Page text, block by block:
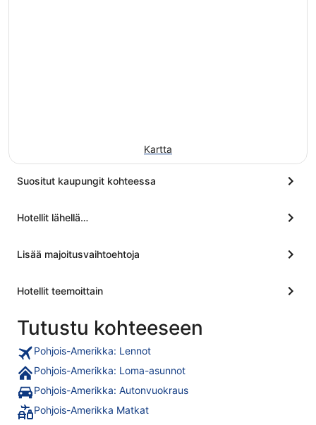
Kartta
Suositut kaupungit kohteessa
Hotellit lähellä…
Lisää majoitusvaihtoehtoja
Hotellit teemoittain
Tutustu kohteeseen
Pohjois-Amerikka: Lennot
Pohjois-Amerikka: Loma-asunnot
Pohjois-Amerikka: Autonvuokraus
Pohjois-Amerikka Matkat